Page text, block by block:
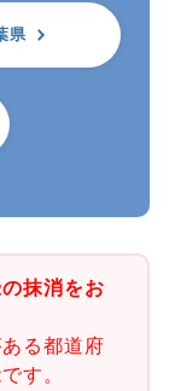
県
抹消をお
る都道府
す。